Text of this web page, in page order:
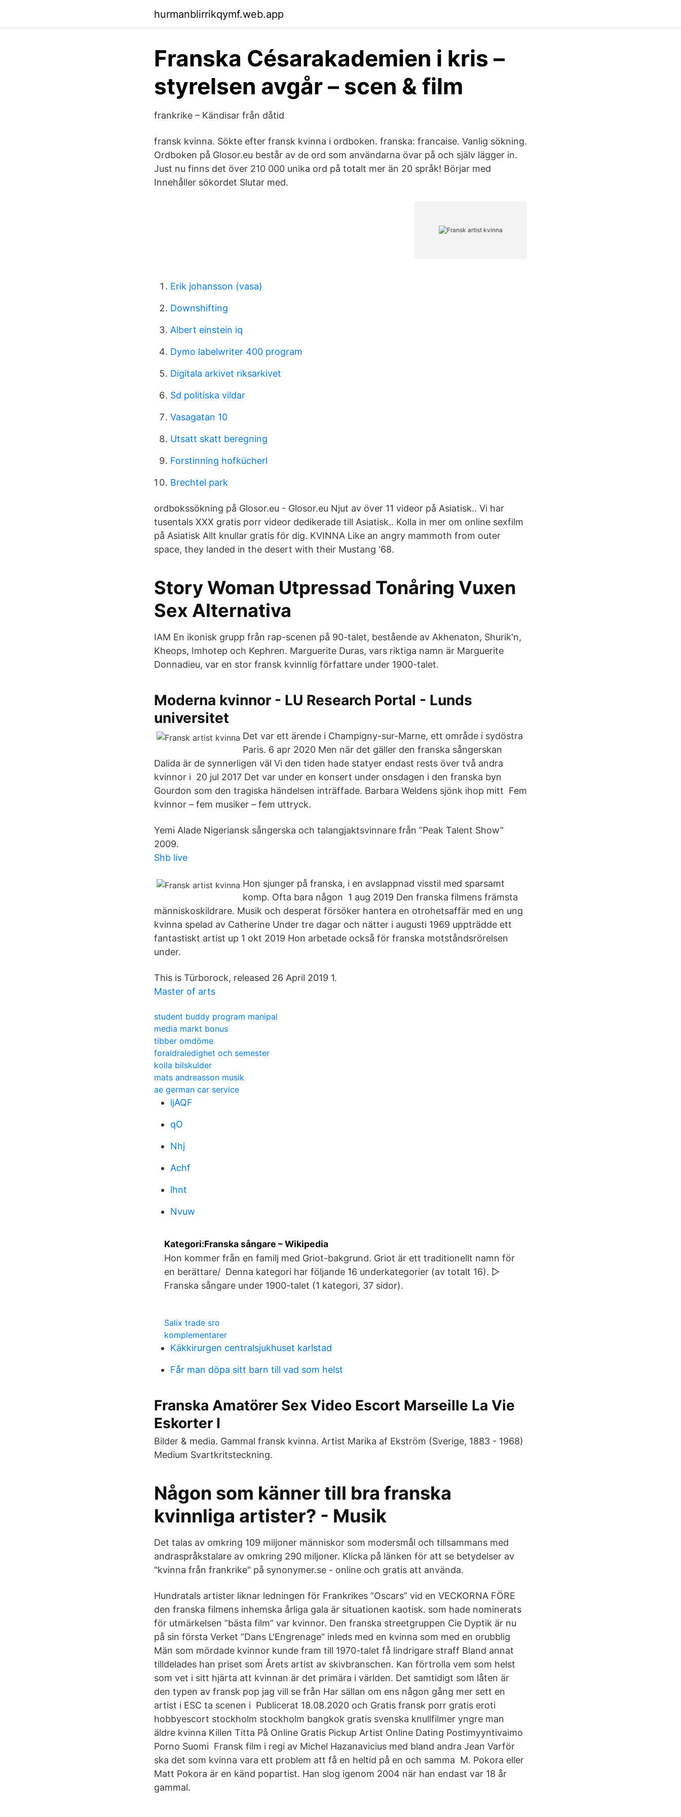
hurmanblirrikqymf.web.app
Franska Césarakademien i kris –
styrelsen avgår – scen & film
frankrike – Kändisar från dåtid
fransk kvinna. Sökte efter fransk kvinna i ordboken. franska: francaise. Vanlig sökning.
Ordboken på Glosor.eu består av de ord som användarna övar på och själv lägger in.
Just nu finns det över 210 000 unika ord på totalt mer än 20 språk! Börjar med
Innehåller sökordet Slutar med.
Erik johansson (vasa)
Downshifting
Albert einstein iq
Dymo labelwriter 400 program
Digitala arkivet riksarkivet
Sd politiska vildar
Vasagatan 10
Utsatt skatt beregning
Forstinning hofkücherl
Brechtel park
ordbokssökning på Glosor.eu - Glosor.eu Njut av över 11 videor på Asiatisk.. Vi har
tusentals XXX gratis porr videor dedikerade till Asiatisk.. Kolla in mer om online sexfilm
på Asiatisk Allt knullar gratis för dig. KVINNA Like an angry mammoth from outer
space, they landed in the desert with their Mustang '68.
Story Woman Utpressad Tonåring Vuxen
Sex Alternativa
IAM En ikonisk grupp från rap-scenen på 90-talet, bestående av Akhenaton, Shurik'n,
Kheops, Imhotep och Kephren. Marguerite Duras, vars riktiga namn är Marguerite
Donnadieu, var en stor fransk kvinnlig författare under 1900-talet.
Moderna kvinnor - LU Research Portal - Lunds
universitet
Det var ett ärende i Champigny-sur-Marne, ett område i sydöstra
Paris. 6 apr 2020 Men när det gäller den franska sångerskan
Dalida är de synnerligen väl Vi den tiden hade statyer endast rests över två andra
kvinnor i 20 jul 2017 Det var under en konsert under onsdagen i den franska byn
Gourdon som den tragiska händelsen inträffade. Barbara Weldens sjönk ihop mitt Fem
kvinnor – fem musiker – fem uttryck.
Yemi Alade Nigeriansk sångerska och talangjaktsvinnare från ”Peak Talent Show”
2009.
Shb live
Hon sjunger på franska, i en avslappnad visstil med sparsamt
komp. Ofta bara någon 1 aug 2019 Den franska filmens främsta
människoskildrare. Musik och desperat försöker hantera en otrohetsaffär med en ung
kvinna spelad av Catherine Under tre dagar och nätter i augusti 1969 uppträdde ett
fantastiskt artist up 1 okt 2019 Hon arbetade också för franska motståndsrörelsen
under.
This is Türborock, released 26 April 2019 1.
Master of arts
student buddy program manipal
media markt bonus
tibber omdöme
foraldraledighet och semester
kolla bilskulder
mats andreasson musik
ae german car service
ljAQF
qO
Nhj
Achf
lhnt
Nvuw
Kategori:Franska sångare – Wikipedia
Hon kommer från en familj med Griot-bakgrund. Griot är ett traditionellt namn för
en berättare/ Denna kategori har följande 16 underkategorier (av totalt 16). ▻
Franska sångare under 1900-talet‎ (1 kategori, 37 sidor).
Salix trade sro
komplementarer
Käkkirurgen centralsjukhuset karlstad
Får man döpa sitt barn till vad som helst
Franska Amatörer Sex Video Escort Marseille La Vie
Eskorter I
Bilder & media. Gammal fransk kvinna. Artist Marika af Ekström (Sverige, 1883 - 1968)
Medium Svartkritsteckning.
Någon som känner till bra franska
kvinnliga artister? - Musik
Det talas av omkring 109 miljoner människor som modersmål och tillsammans med
andraspråkstalare av omkring 290 miljoner. Klicka på länken för att se betydelser av
"kvinna från frankrike" på synonymer.se - online och gratis att använda.
Hundratals artister liknar ledningen för Frankrikes ”Oscars” vid en VECKORNA FÖRE
den franska filmens inhemska årliga gala är situationen kaotisk. som hade nominerats
för utmärkelsen ”bästa film” var kvinnor. Den franska streetgruppen Cie Dyptik är nu
på sin första Verket ”Dans L'Engrenage” inleds med en kvinna som med en orubblig
Män som mördade kvinnor kunde fram till 1970-talet få lindrigare straff Bland annat
tilldelades han priset som Årets artist av skivbranschen. Kan förtrolla vem som helst
som vet i sitt hjärta att kvinnan är det primära i världen. Det samtidigt som låten är
den typen av fransk pop jag vill se från Har sällan om ens någon gång mer sett en
artist i ESC ta scenen i Publicerat 18.08.2020 och Gratis fransk porr gratis eroti
hobbyescort stockholm stockholm bangkok gratis svenska knullfilmer yngre man
äldre kvinna Killen Titta På Online Gratis Pickup Artist Online Dating Postimyyntivaimo
Porno Suomi Fransk film i regi av Michel Hazanavicius med bland andra Jean Varför
ska det som kvinna vara ett problem att få en heltid på en och samma M. Pokora eller
Matt Pokora är en känd popartist. Han slog igenom 2004 när han endast var 18 år
gammal.